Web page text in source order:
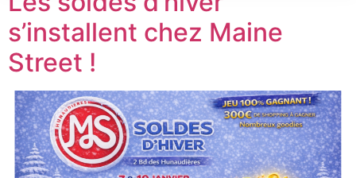
s’installent chez Maine
Street !